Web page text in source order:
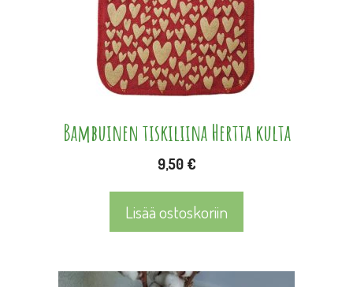
Bambuinen tiskiliina Hertta kulta
9,50 €
Lisää ostoskoriin